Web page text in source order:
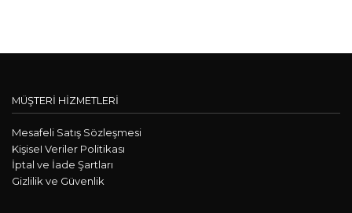
MÜŞTERİ HİZMETLERİ
Mesafeli Satış Sözleşmesi
KişiseI Veriler Politikası
İptal ve İade Şartları
Gizlilik ve Güvenlik